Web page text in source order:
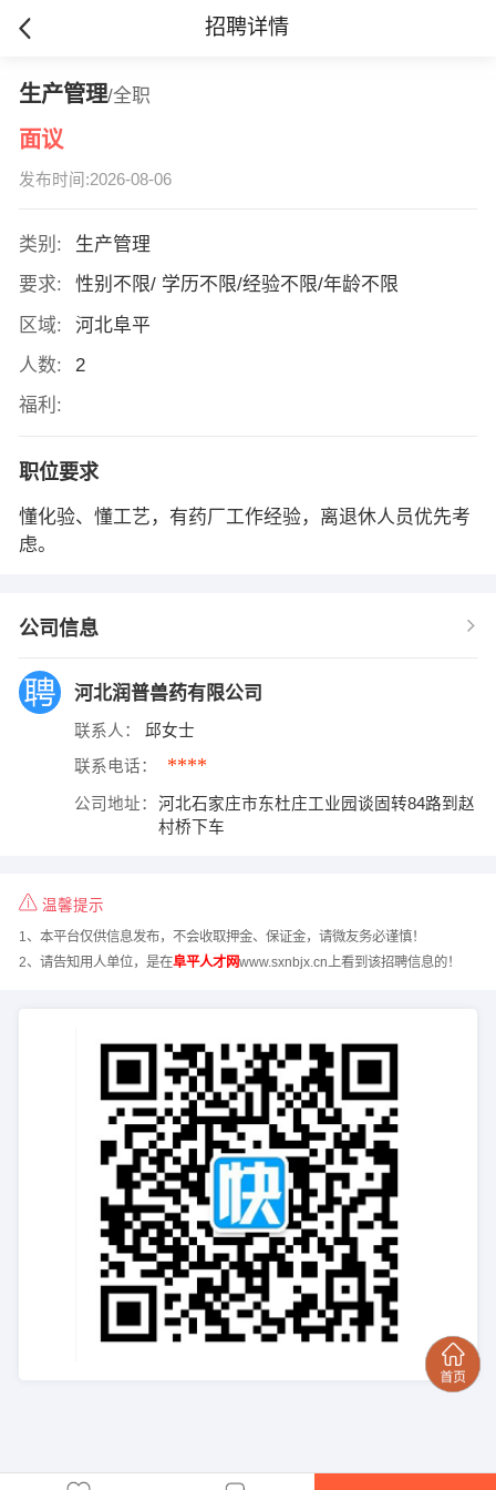
招聘详情
生产管理/全职
面议
发布时间:2026-08-06
类别:
生产管理
要求:
性别不限/ 学历不限/经验不限/年龄不限
区域:
河北阜平
人数:
2
福利:
职位要求
懂化验、懂工艺，有药厂工作经验，离退休人员优先考
虑。
公司信息
河北润普兽药有限公司
联系人： 邱女士
联系电话： ****
公司地址：
河北石家庄市东杜庄工业园谈固转84路到赵
村桥下车
温馨提示
1、本平台仅供信息发布，不会收取押金、保证金，请微友务必谨慎！
2、请告知用人单位，是在阜平人才网www.sxnbjx.cn上看到该招聘信息的！